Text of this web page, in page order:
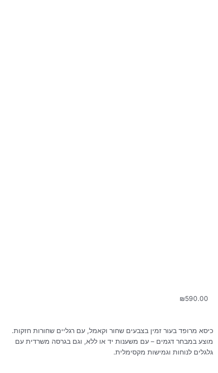
₪590.00
כיסא מרופד בעור זמין בצבעים שחור וקאמל, עם רגליים שחורות חזקות.
מוצע במבחר דגמים – עם משענות יד או ללא, וגם בגרסה משרדית עם
גלגלים לנוחות וגמישות מקסימלית.